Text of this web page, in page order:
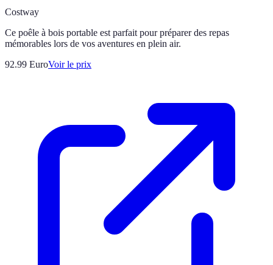
Costway
Ce poêle à bois portable est parfait pour préparer des repas
mémorables lors de vos aventures en plein air.
92.99 EuroVoir le prix